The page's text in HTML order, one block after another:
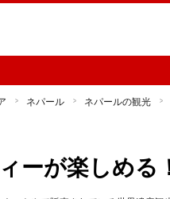
ネパール ネパールの観光
ーが楽しめる